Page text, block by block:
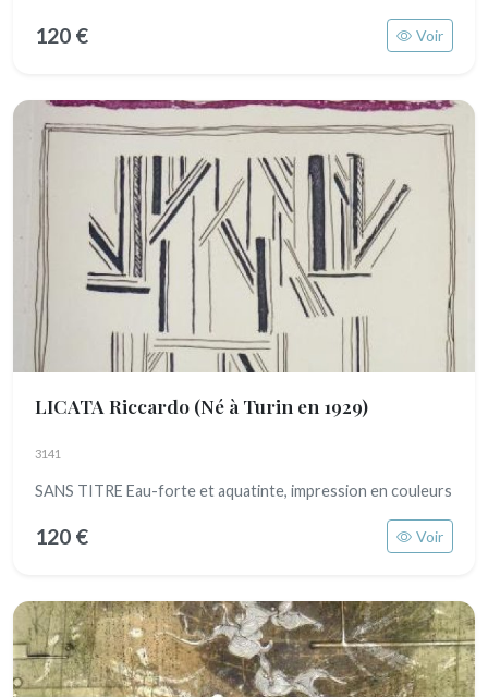
120 € Voir
LICATA Riccardo (Né à Turin en 1929)
3141
SANS TITRE Eau-forte et aquatinte, impression en couleurs
120 € Voir